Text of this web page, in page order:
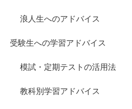
浪人生へのアドバイス
受験生への学習アドバイス
模試・定期テストの活用法
教科別学習アドバイス